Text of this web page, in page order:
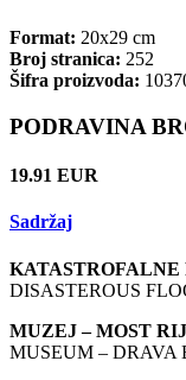
Format: 20x29 cm
Broj stranica: 252
Šifra proizvoda:
PODRAVINA
19.91 EUR
Sadržaj
KATASTROFALNE
DISASTEROUS
MUZEJ – MOST
MUSEUM – DRAVA